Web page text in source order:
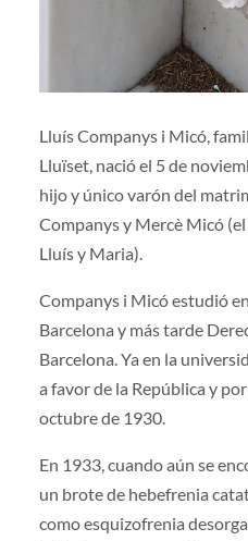
Lluís Companys i Micó,
Lluïset, nació el 5 de
hijo y único varón del
Companys y Mercè Micó
Lluís y Maria).
Companys i Micó estudió
Barcelona y más tarde
Barcelona. Ya en la
a favor de la República y
octubre de 1930.
En 1933, cuando aún se
un brote de hebefrenia
como esquizofrenia